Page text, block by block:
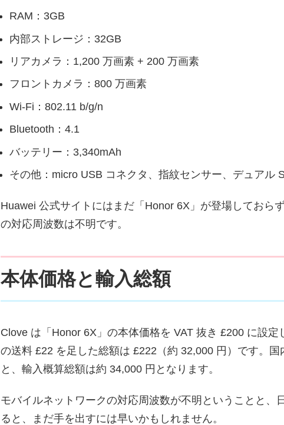
RAM：3GB
内部ストレージ：32GB
リアカメラ：1,200 万画素 + 200 万画素
フロントカメラ：800 万画素
Wi-Fi：802.11 b/g/n
Bluetooth：4.1
バッテリー：3,340mAh
その他：micro USB コネクタ、指紋センサー、デュアル
Huawei 公式サイトにはまだ「Honor 6X」が登場しておら
の対応周波数は不明です。
本体価格と輸入総額
Clove は「Honor 6X」の本体価格を VAT 抜き £200 に設
の送料 £22 を足した総額は £222（約 32,000 円）です。
と、輸入概算総額は約 34,000 円となります。
モバイルネットワークの対応周波数が不明ということと、
ると、まだ手を出すには早いかもしれません。